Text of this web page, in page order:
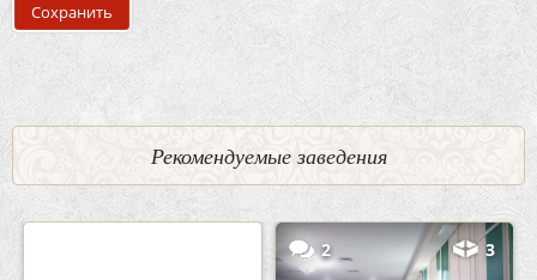
Рекомендуемые заведения
2 3